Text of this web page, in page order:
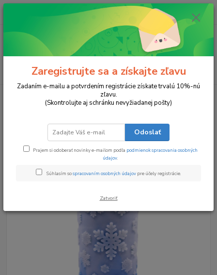
Hľadať
ks
za0 €
Zimná Rozprávka
Zaregistrujte sa a získajte zľavu
Zadaním e-mailu a potvrdením registrácie získate trvalú 10%-nú
zľavu.
(Skontrolujte aj schránku nevyžiadanej pošty)
Odoslať
Prajem si odoberať novinky e-mailom podľa podmienok spracovania osobných
údajov
Súhlasím sospracovaním osobných údajov pre účely registrácie.
Zatvoriť